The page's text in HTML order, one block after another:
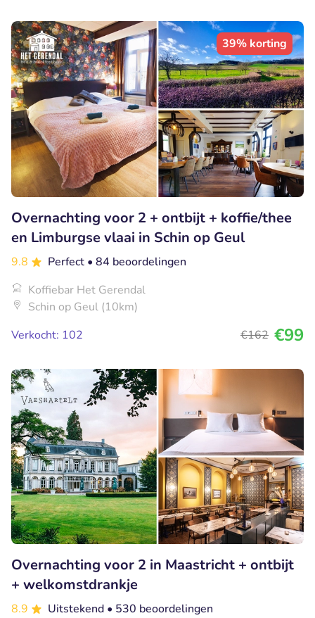
39% korting
Overnachting voor 2 + ontbijt + koffie/thee
en Limburgse vlaai in Schin op Geul
9.8 Perfect • 84 beoordelingen
Koffiebar Het Gerendal
Schin op Geul (10km)
Verkocht: 102
€162 €99
Overnachting voor 2 in Maastricht + ontbijt
+ welkomstdrankje
8.9 Uitstekend • 530 beoordelingen